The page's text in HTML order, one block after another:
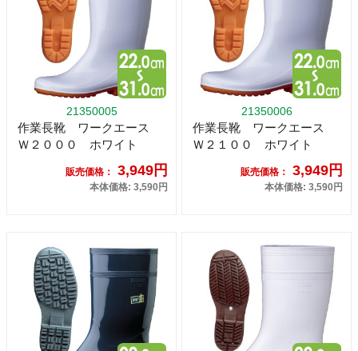
21350005
作業長靴 ワークエース
Ｗ２０００ ホワイト
販売価格： 3,949円
本体価格: 3,590円
21350006
作業長靴 ワークエース
Ｗ２１００ ホワイト
販売価格： 3,949円
本体価格: 3,590円